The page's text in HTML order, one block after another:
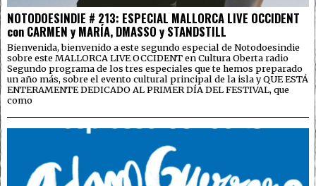
NOTODOESINDIE # 213: ESPECIAL MALLORCA LIVE OCCIDENT
con CARMEN y MARÍA, DMASSO y STANDSTILL
Bienvenida, bienvenido a este segundo especial de Notodoesindie
sobre este MALLORCA LIVE OCCIDENT en Cultura Oberta radio
Segundo programa de los tres especiales que te hemos preparado
un año más, sobre el evento cultural principal de la isla y QUE ESTÁ
ENTERAMENTE DEDICADO AL PRIMER DÍA DEL FESTIVAL, que
como